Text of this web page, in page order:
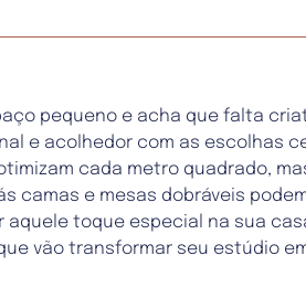
pequeno e acha que falta
e acolhedor com as escolhas
cada metro quadrado,
camas e mesas dobráveis
aquele toque especial na sua
vão transformar seu estúdio